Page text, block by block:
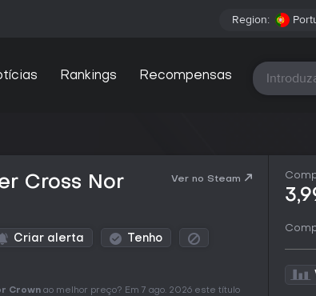
Region:
Rankings Recompensas Todas as
Cross Nor
Ver no Steam
Criar alerta Tenho
Crown ao melhor preço? Em 7 ago. 2026 este título